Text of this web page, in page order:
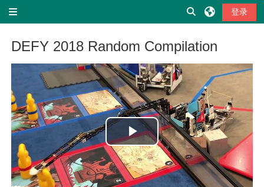
切换搜索输入
登录
DEFY 2018 Random Compilation
完成条件
播
放